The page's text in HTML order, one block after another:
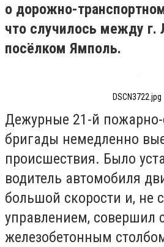
о дорожно-
что случилось между г.
посёлком Ямполь.
DSCN3722.jpg
Дежурные 21-й пожарно-
бригады немедленно
происшествия. Было
водитель автомобиля
большой скорости и, не
управлением, совершил
железобетонным